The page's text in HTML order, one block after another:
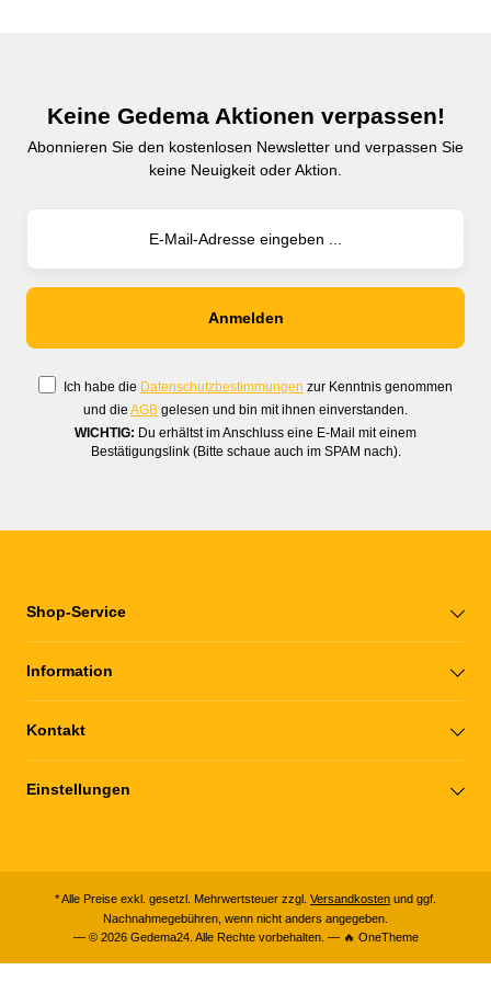
Keine Gedema Aktionen verpassen!
Abonnieren Sie den kostenlosen Newsletter und verpassen Sie
keine Neuigkeit oder Aktion.
Ich habe die Datenschutzbestimmungen zur Kenntnis genommen
und die AGB gelesen und bin mit ihnen einverstanden.
WICHTIG: Du erhältst im Anschluss eine E-Mail mit einem
Bestätigungslink (Bitte schaue auch im SPAM nach).
Shop-Service
Information
Kontakt
Einstellungen
* Alle Preise exkl. gesetzl. Mehrwertsteuer zzgl. Versandkosten und ggf.
Nachnahmegebühren, wenn nicht anders angegeben.
— © 2026 Gedema24. Alle Rechte vorbehalten. — 🔥 OneTheme